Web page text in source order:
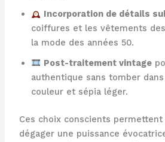
Incorporation de détails
coiffures et les vêtements
la mode des années 50.
Post-traitement vintage
authentique sans tomber dans
couleur et sépia léger.
Ces choix conscients permettent
dégager une puissance